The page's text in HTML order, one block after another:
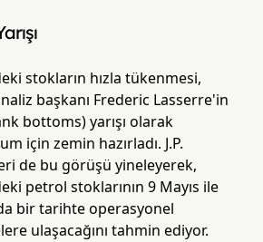
stokların hızla tükenmesi,
başkanı Frederic Lasserre'in
bottoms) yarışı olarak
için zemin hazırladı. J.P.
de bu görüşü yineleyerek,
petrol stoklarının 9 Mayıs ile
bir tarihte operasyonel
ulaşacağını tahmin ediyor.